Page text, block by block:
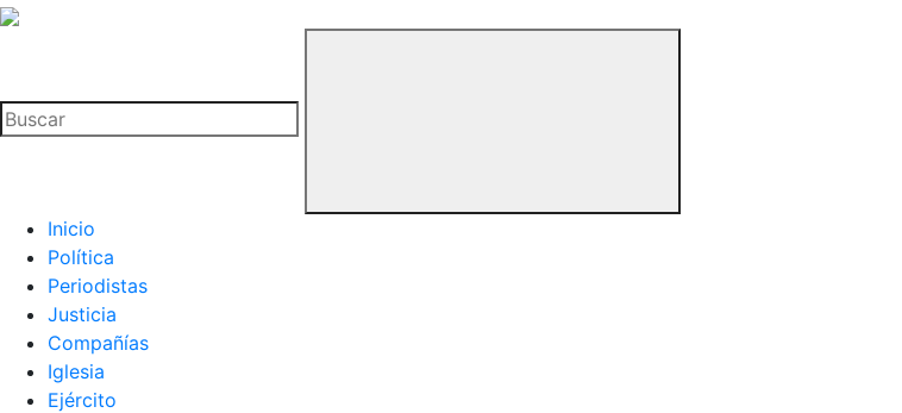
La
Buitre
Inicio
Política
Periodistas
Justicia
Compañías
Iglesia
Ejército